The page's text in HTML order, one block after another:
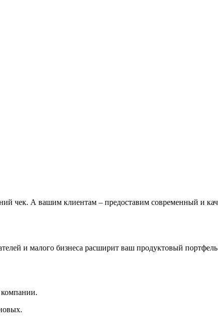
чек. А вашим клиентам – предоставим современный и
и малого бизнеса расширит ваш продуктовый
компании.